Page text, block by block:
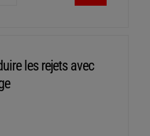
les rejets avec